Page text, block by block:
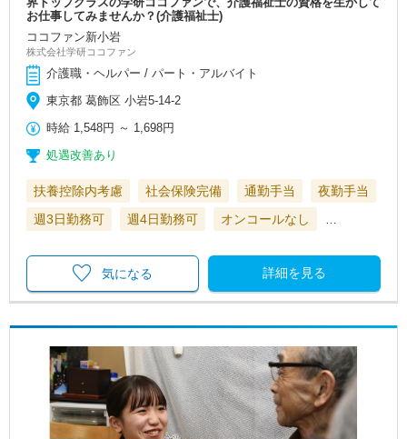
お仕事してみませんか？(介護福祉士)
ココファン新小岩
株式会社学研ココファン
介護職・ヘルパー / パート・アルバイト
東京都 葛飾区 小岩5-14-2
時給 1,548円 ～ 1,698円
処遇改善あり
扶養控除内考慮 社会保険完備 通勤手当
夜勤手当
週3日勤務可
週4日勤務可 オンコールなし
詳細を見る
気になる